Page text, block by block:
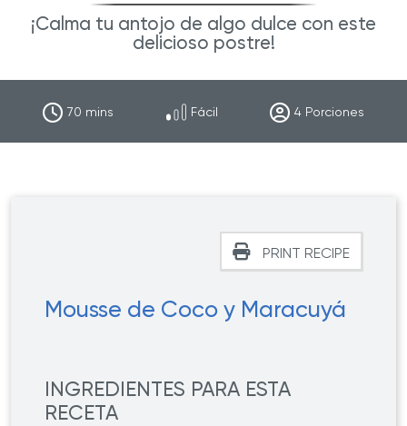
¡Calma tu antojo de algo dulce con este
delicioso postre!
70 mins Fácil 4 Porciones
PRINT RECIPE
Mousse de Coco y Maracuyá
INGREDIENTES PARA ESTA
RECETA